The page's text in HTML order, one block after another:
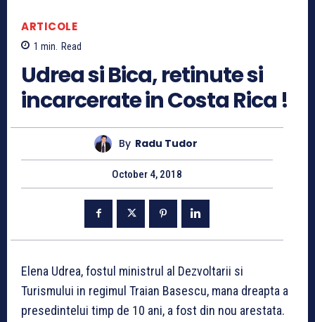
ARTICOLE
1 min. Read
Udrea si Bica, retinute si
incarcerate in Costa Rica !
By Radu Tudor
October 4, 2018
Elena Udrea, fostul ministrul al Dezvoltarii si
Turismului in regimul Traian Basescu, mana dreapta a
presedintelui timp de 10 ani, a fost din nou arestata.